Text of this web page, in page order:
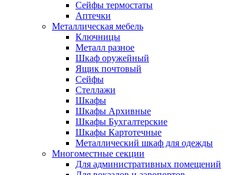
Сейфы термостаты
Аптечки
Металлическая мебель
Ключницы
Металл разное
Шкаф оружейный
Ящик почтовый
Сейфы
Стеллажи
Шкафы
Шкафы Архивные
Шкафы Бухгалтерские
Шкафы Картотечные
Металлический шкаф для одежды
Многоместные секции
Для административных помещений